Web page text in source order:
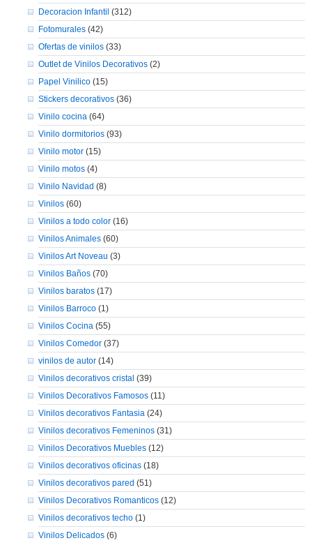
Decoracion Infantil (312)
Fotomurales(42)
Ofertas de vinilos(33)
Outlet de Vinilos Decorativos(2)
Papel Vinilico(15)
Stickers decorativos(36)
Vinilo cocina(64)
Vinilo dormitorios(93)
Vinilo motor(15)
Vinilo motos(4)
Vinilo Navidad (8)
Vinilos(60)
Vinilos a todo color(16)
Vinilos Animales(60)
Vinilos Art Noveau (3)
Vinilos Baños(70)
Vinilos baratos(17)
Vinilos Barroco(1)
Vinilos Cocina(55)
Vinilos Comedor(37)
vinilos de autor(14)
Vinilos decorativos cristal (39)
Vinilos Decorativos Famosos(11)
Vinilos decorativos Fantasia(24)
Vinilos decorativos Femeninos(31)
Vinilos Decorativos Muebles(12)
Vinilos decorativos oficinas(18)
Vinilos decorativos pared (51)
Vinilos Decorativos Romanticos(12)
Vinilos decorativos techo(1)
Vinilos Delicados(6)